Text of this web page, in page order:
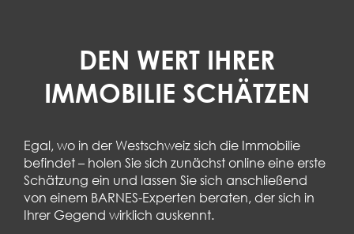
DEN WERT IHRER
IMMOBILIE SCHÄTZEN
Egal, wo in der Westschweiz sich die Immobilie
befindet – holen Sie sich zunächst online eine erste
Schätzung ein und lassen Sie sich anschließend
von einem BARNES-Experten beraten, der sich in
Ihrer Gegend wirklich auskennt.